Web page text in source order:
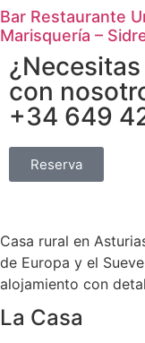
Bar Restaurante
Marisquería –
con
+34 649
Reserva
Casa rural en
de Europa y el
alojamiento con
La Casa